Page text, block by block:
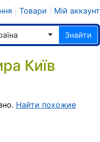
Товари Мій аккаунт
Знайти
Київ
Найти похожие